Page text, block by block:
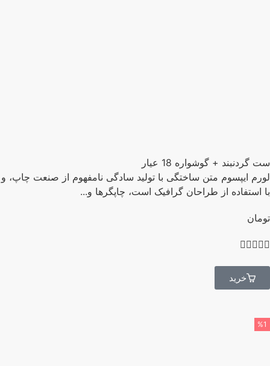
گردنبند + گوشواره 18 عیار
ایپسوم متن ساختگی با تولید سادگی نامفهوم از صنعت چاپ، و
استفاده از طراحان گرافیک است، چاپگرها و...

خرید